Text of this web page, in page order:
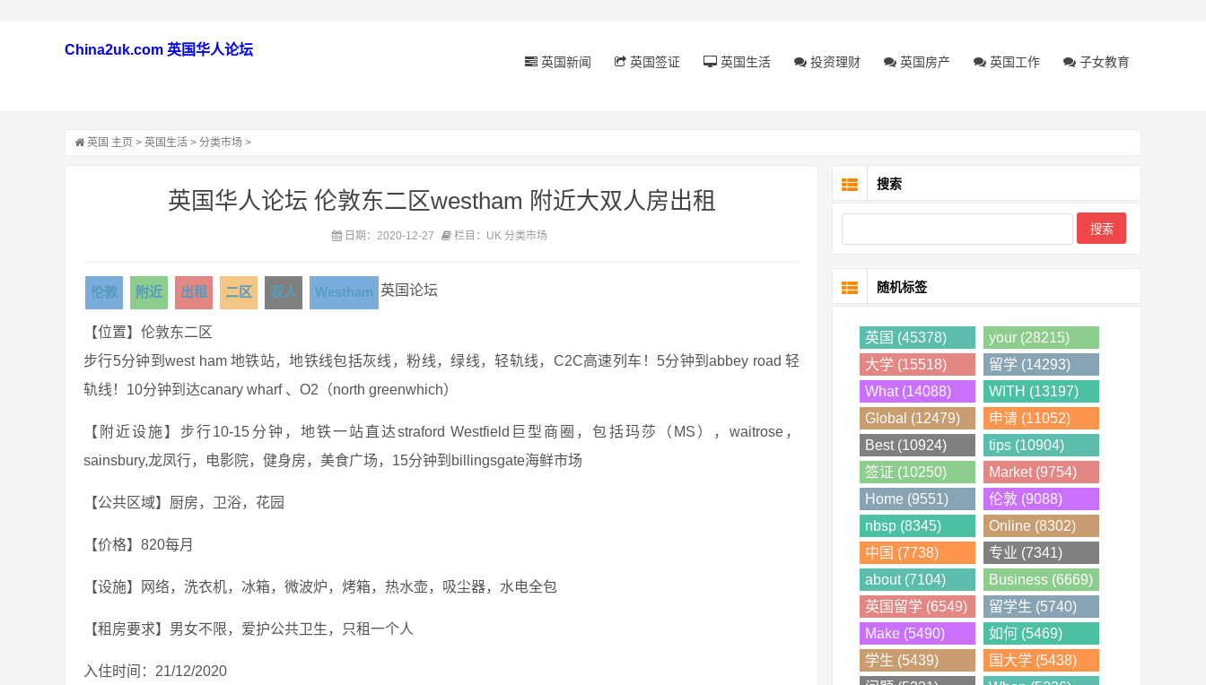
China2uk.com 英国华人论坛
英国新闻 英国签证 英国生活 投资理财 英国房产 英国工作 子女教育
英国 主页 > 英国生活 > 分类市场 >
英国华人论坛 伦敦东二区westham 附近大双人房出租
日期：2020-12-27 栏目：UK 分类市场
伦敦 附近 出租 二区 双人 Westham 英国论坛
【位置】伦敦东二区
步行5分钟到west ham 地铁站，地铁线包括灰线，粉线，绿线，轻轨线，C2C高速列车！5分钟到abbey road 轻
轨线！10分钟到达canary wharf 、O2（north greenwhich）
【附近设施】步行10-15分钟，地铁一站直达straford Westfield巨型商圈，包括玛莎（MS），waitrose，
sainsbury,龙凤行，电影院，健身房，美食广场，15分钟到billingsgate海鲜市场
【公共区域】厨房，卫浴，花园
【价格】820每月
【设施】网络，洗衣机，冰箱，微波炉，烤箱，热水壶，吸尘器，水电全包
【租房要求】男女不限，爱护公共卫生，只租一个人
入住时间：21/12/2020
搜索
随机标签
英国 (45378)
your (28215)
大学 (15518)
留学 (14293)
What (14088)
WITH (13197)
Global (12479)
申请 (11052)
Best (10924)
tips (10904)
签证 (10250)
Market (9754)
Home (9551)
伦敦 (9088)
nbsp (8345)
Online (8302)
中国 (7738)
专业 (7341)
about (7104)
Business (6669)
英国留学 (6549)
留学生 (5740)
Make (5490)
如何 (5469)
学生 (5439)
国大学 (5438)